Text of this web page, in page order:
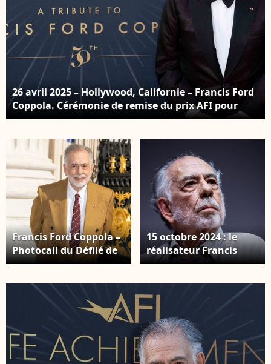
photo : Francis Ford
Coppola, le 27 aout
2025 © Zuma Press /
Bestimage
26 avril 2025 – Hollywood, Californie – Francis Ford
Coppola. Cérémonie de remise du prix AFI pour
l’ensemble de sa carrière son honneur au TCL
BESTIMAGE
Francis Ford Coppola –
Photocall du Défilé de
mode Saint Laurent
Printemps-Été 2026
dans le cadre de la
Fashion Week de Paris,
France, le 24 juin 2025.
© Olivier Borde /
Bestimage
15 octobre 2024 : le
réalisateur Francis
Ford Coppola à sa
Rome à la Sala
Sinopoli, à Rome,
Italie. © Zuma Press /
Bestimage